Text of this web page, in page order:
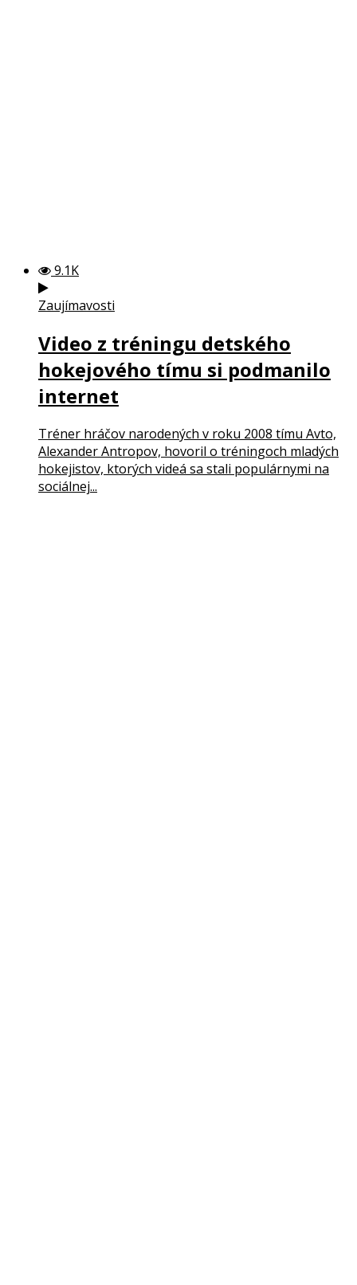
9.1K
Zaujímavosti
Video z tréningu detského
hokejového tímu si podmanilo
internet
Tréner hráčov narodených v roku 2008 tímu Avto,
Alexander Antropov, hovoril o tréningoch mladých
hokejistov, ktorých videá sa stali populárnymi na
sociálnej...